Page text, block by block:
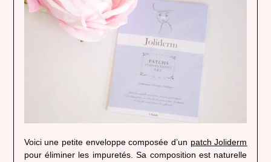
Voici une petite enveloppe composée d’un patch Joliderm
pour éliminer les impuretés. Sa composition est naturelle